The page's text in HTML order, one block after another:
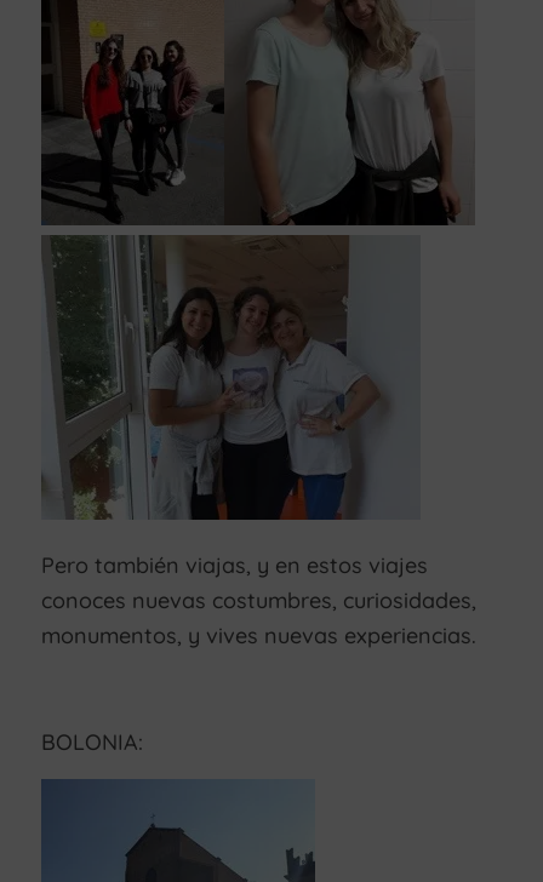
Pero también viajas, y en estos viajes
conoces nuevas costumbres, curiosidades,
monumentos, y vives nuevas experiencias.
BOLONIA: